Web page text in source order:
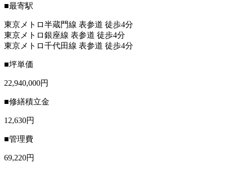
■最寄駅
東京メトロ半蔵門線 表参道 徒歩4分
東京メトロ銀座線 表参道 徒歩4分
東京メトロ千代田線 表参道 徒歩4分
■坪単価
22,940,000円
■修繕積立金
12,630円
■管理費
69,220円